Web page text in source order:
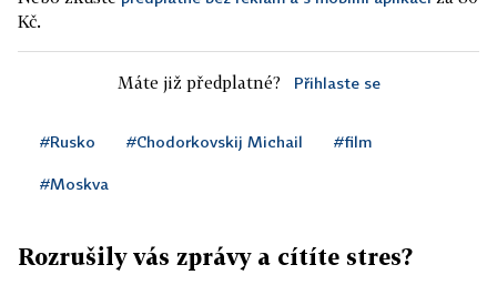
Kč.
Máte již předplatné? Přihlaste se
#Rusko #Chodorkovskij Michail #film
#Moskva
Rozrušily vás zprávy a cítíte stres?